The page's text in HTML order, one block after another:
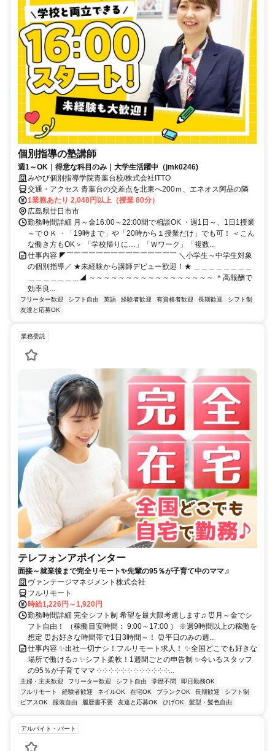
個別指導の塾講師
週1～OK｜得意な科目のみ｜大学生活躍中（jmk0246)
みやび個別指導学院青葉台校/株式会社ITTO
交通・アクセス 青葉台の交差点を北東へ200ｍ、エネオス阿品の隣
1業務あたり 2,048円以上（授業 80分）
広島県廿日市市
勤務時間詳細 月～金16:00～22:00間で相談OK ・週1日～、1日1授業
～でＯＫ ・「19時まで」や「20時から１授業だけ」でも可！ ＜こん
な働き方もOK＞ 「学校帰りに…」「Ｗワーク」「複数...
仕事内容 ◤￣￣￣￣￣￣￣￣￣￣￣￣￣￣￣ ＼小学生～中学生対象
の個別指導／ ★未経験から講師デビュー歓迎！★ ＿＿＿＿＿＿＿＿
＿＿＿＿＿＿＿◢ ～～～～～～～～～～～～～～～～～ ＊高報酬で
効率良...
フリーター歓迎 シフト自由 英語 経験者歓迎 有資格者歓迎 長期歓迎
シフト制
友達と応募OK
業務委託
テレフォンアポインター
面接～就業後まで完全リモート✨先輩の95％が子育て中のママ♫
ヴァンテージマネジメント株式会社
フルリモート
時給1,226円～1,920円
勤務時間詳細 完全シフト制 希望を最大限考慮します♫ ⏰月～金でシ
フト自由！ （稼働目安時間： 9:00～17:00 ） ※週9時間以上の稼働を
想定 ⏰お好きな時間帯で1日3時間～！ ⏰平日のみの週...
仕事内容 ✨出社一切ナシ！フルリモート求人！ ✨全国どこでも好きな
場所で働ける♫ ✨シフト柔軟！1週間ごとの申告制 ✨今いるスタッフ
の95％が子育てママ ༶ ༶ ༶ ༶ ༶ ༶ ༶ ༶ ༶ ༶ ༶ ༶...
主婦・主夫歓迎 フリーター歓迎 シフト自由 学歴不問
即日勤務OK
フルリモート
経験者歓迎 ネイルOK 在宅OK ブランクOK 長期歓迎
シフト制
ピアスOK
服装自由 履歴書不要 友達と応募OK ひげOK 髪型・髪色自由
アルバイト・パート